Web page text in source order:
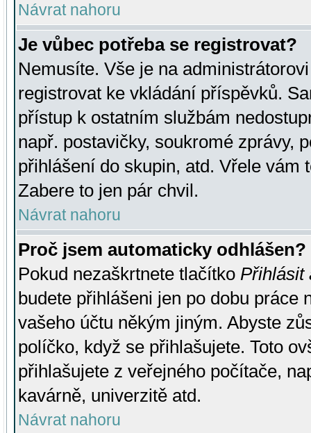
Návrat nahoru
Je vůbec potřeba se registrovat?
Nemusíte. Vše je na
registrovat ke vkládání příspěvků.
přístup k ostatním službám
např. postavičky, soukromé zprávy,
přihlášení do skupin, atd. Vřele vám
Zabere to jen pár chvil.
Návrat nahoru
Proč jsem automaticky odhlášen?
Pokud nezaškrtnete tlačítko Přihlásit
budete přihlášeni jen po dobu práce
vašeho účtu někým jiným. Abyste
políčko, když se přihlašujete. Toto
přihlašujete z veřejného počítače,
kavárně, univerzitě atd.
Návrat nahoru